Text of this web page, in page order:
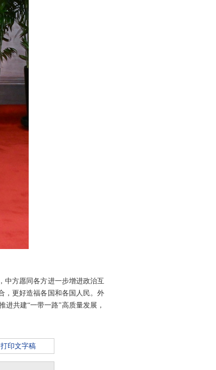
中方愿同各方进一步增进政治互
，更好造福各国和各国人民。外
共建“一带一路”高质量发展，
打印文字稿